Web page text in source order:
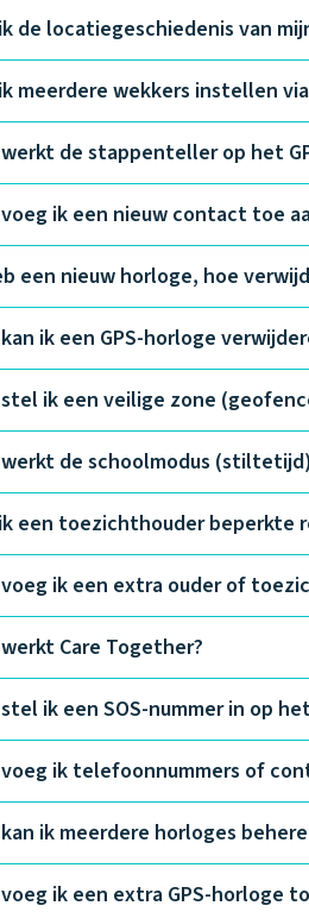
de locatiegeschiedenis van
meerdere wekkers instellen
de stappenteller op het
ik een nieuw contact toe
een nieuw horloge, hoe
ik een GPS-horloge
ik een veilige zone
de schoolmodus
een toezichthouder beperkte
ik een extra ouder of
Care Together?
ik een SOS-nummer in op
ik telefoonnummers of
ik meerdere horloges
ik een extra GPS-horloge